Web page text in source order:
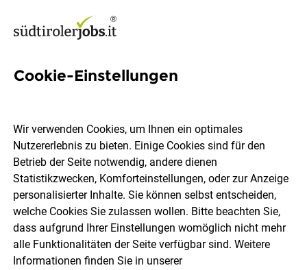
Raumpflegekraft (m/w/d)
Hotel Solea Südtirol
Schenna Vollzeit 29.07.2026
Cookie-Einstellungen
Wir verwenden Cookies, um Ihnen ein optimales
Nutzererlebnis zu bieten. Einige Cookies sind für den
Betrieb der Seite notwendig, andere dienen
Statistikzwecken, Komforteinstellungen, oder zur Anzeige
personalisierter Inhalte. Sie können selbst entscheiden,
welche Cookies Sie zulassen wollen. Bitte beachten Sie,
dass aufgrund Ihrer Einstellungen womöglich nicht mehr
alle Funktionalitäten der Seite verfügbar sind. Weitere
Informationen finden Sie in unserer